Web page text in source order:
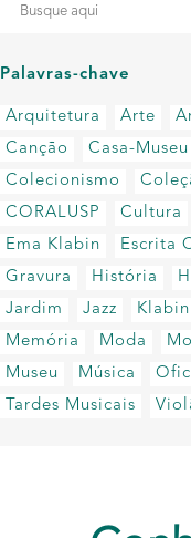
Palavras-chave
Arquitetura Arte
Canção
Casa-Museu
Colecionismo
CORALUSP
Cultura
Ema Klabin
Escrita
Gravura
História
Jardim
Jazz Klabin
Memória
Moda
Museu
Música
Tardes Musicais